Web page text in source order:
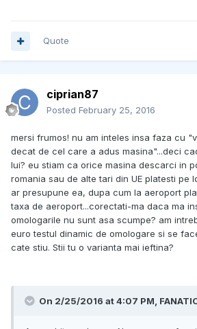
Quote
ciprian87
Posted February 25, 2016
mersi frumos! nu am inteles insa faza cu
decat de cel care a adus masina"...deci
lui? eu stiam ca orice masina descarci in
romania sau de alte tari din UE platesti pe
ar presupune ea, dupa cum la aeroport
taxa de aeroport...corectati-ma daca ma
omologarile nu sunt asa scumpe? am
euro testul dinamic de omologare si se
cate stiu. Stii tu o varianta mai ieftina?
On 2/25/2016 at 4:07 PM,